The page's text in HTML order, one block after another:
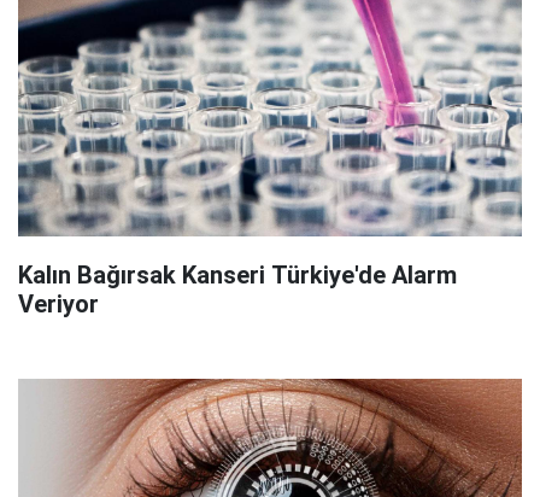
Kalın Bağırsak Kanseri Türkiye'de Alarm
Veriyor